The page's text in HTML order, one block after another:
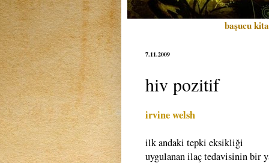
başucu
7.11.2009
hiv pozitif
irvine welsh
ilk andaki tepki eksikliği
uygulanan ilaç tedavisinin bir